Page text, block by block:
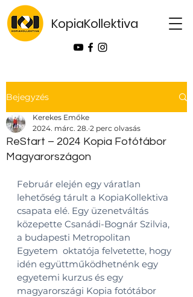
KopiaKollektiva
Bejegyzés
ReStart – 2024 Kopia Fotótábor
Magyarországon
Kerekes Emőke
2024. márc. 28. 2 perc olvasás
Február elején egy váratlan
lehetőség tárult a KopiaKollektiva
csapata elé. Egy üzenetváltás
közepette Csanádi-Bognár Szilvia,
a budapesti Metropolitan
Egyetem  oktatója felvetette, hogy
idén együttműködhetnénk egy
egyetemi kurzus és egy
magyarországi Kopia fotótábor